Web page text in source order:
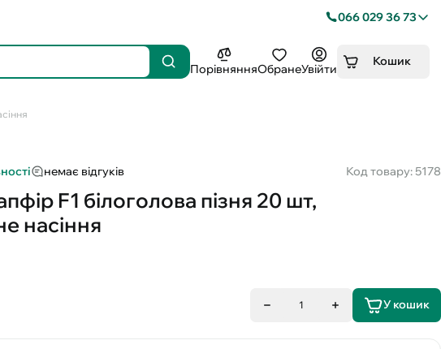
066 029 36 73
ПорівнянняОбранеУвійти
Кошик
немає відгуків Код товару: 5178
F1 білоголова пізня 20 шт,
насіння
1 У кошик